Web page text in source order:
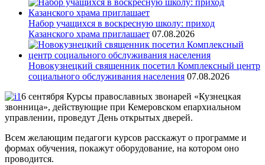
Набор учащихся в воскресную школу: приход
Казанского храма приглашает 07.08.2026
Новокузнецкий священник посетил Комплексный центр
социального обслуживания населения 07.08.2026
6 сентября Курсы православных звонарей «Кузнецкая
звонница», действующие при Кемеровском епархиальном
управлении, проведут День открытых дверей.
Всем желающим педагоги курсов расскажут о программе и
формах обучения, покажут оборудование, на котором оно
проводится.